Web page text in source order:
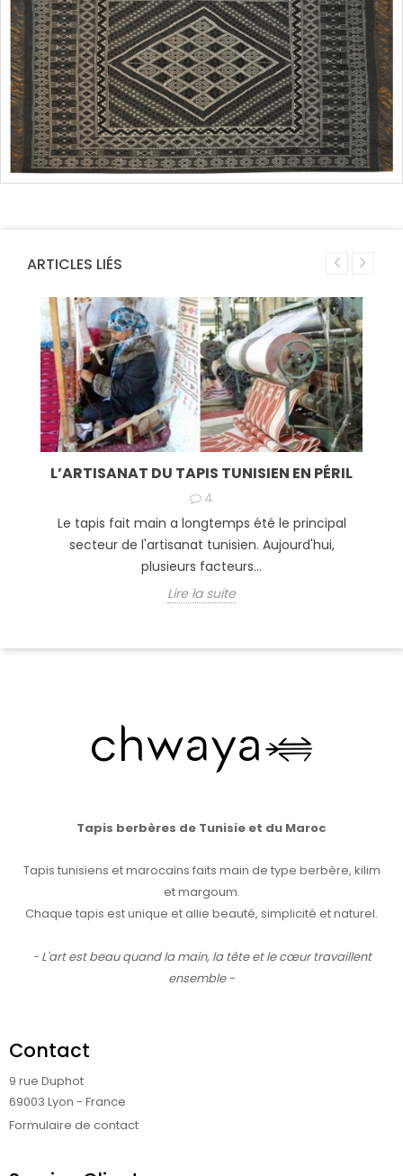
ARTICLES LIÉS
L’ARTISANAT DU TAPIS TUNISIEN EN PÉRIL
4
Le tapis fait main a longtemps été le principal
secteur de l'artisanat tunisien. Aujourd'hui,
plusieurs facteurs...
Lire la suite
Tapis berbères de Tunisie et du Maroc
Tapis tunisiens et marocains faits main de type berbère, kilim
et margoum.
Chaque tapis est unique et allie beauté, simplicité et naturel.
- L'art est beau quand la main, la tête et le cœur travaillent
ensemble -
Contact
9 rue Duphot
69003 Lyon - France
Formulaire de contact